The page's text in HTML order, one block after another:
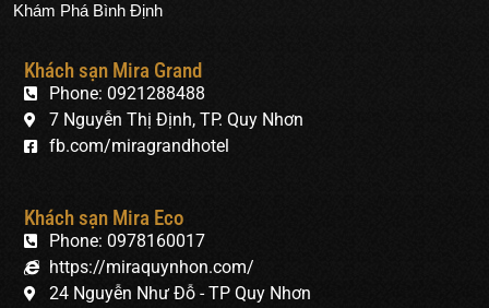
Khám Phá Bình Định
Khách sạn Mira Grand
Phone: 0921288488
7 Nguyễn Thị Định, TP. Quy Nhơn
fb.com/miragrandhotel
Khách sạn Mira Eco
Phone: 0978160017
https://miraquynhon.com/
24 Nguyễn Như Đỗ - TP Quy Nhơn